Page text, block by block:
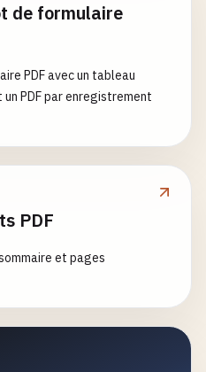
de formulaire
PDF avec un tableau
PDF par enregistrement
PDF
et pages